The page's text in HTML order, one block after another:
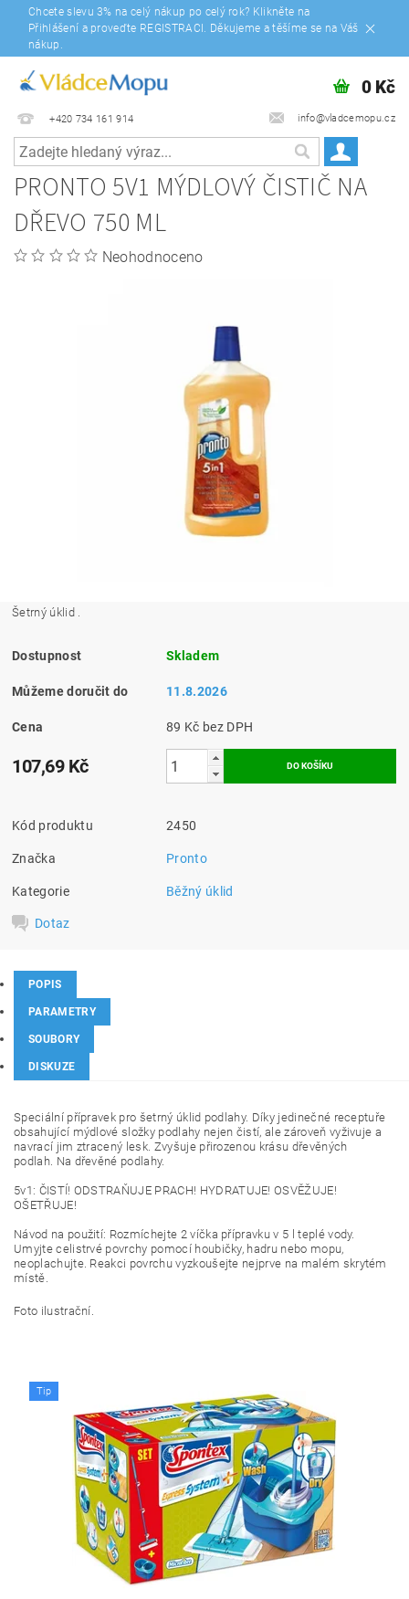
Chcete slevu 3% na celý nákup po celý rok? Klikněte na
Přihlášení a proveďte REGISTRACI. Děkujeme a těšíme se na Váš
nákup.
+420 734 161 914 info@vladcemopu.cz
0 Kč
PRONTO 5V1 MÝDLOVÝ ČISTIČ NA
DŘEVO 750 ML
Neohodnoceno
Šetrný úklid .
Dostupnost Skladem
Můžeme doručit do 11.8.2026
Cena 89 Kč bez DPH
107,69 Kč
Kód produktu 2450
Značka Pronto
Kategorie Běžný úklid
Dotaz
POPIS
PARAMETRY
SOUBORY
DISKUZE
Speciální přípravek pro šetrný úklid podlahy. Díky jedinečné receptuře
obsahující mýdlové složky podlahy nejen čistí, ale zároveň vyživuje a
navrací jim ztracený lesk. Zvyšuje přirozenou krásu dřevěných
podlah. Na dřevěné podlahy.
5v1: ČISTÍ! ODSTRAŇUJE PRACH! HYDRATUJE! OSVĚŽUJE!
OŠETŘUJE!
Návod na použití: Rozmíchejte 2 víčka přípravku v 5 l teplé vody.
Umyjte celistrvé povrchy pomocí houbičky, hadru nebo mopu,
neoplachujte. Reakci povrchu vyzkoušejte nejprve na malém skrytém
místě.
Foto ilustrační.
Tip